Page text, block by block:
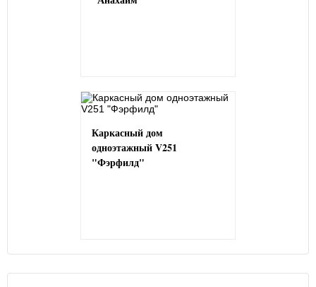
Каркасный дом
одноэтажный V251
"Фэрфилд"